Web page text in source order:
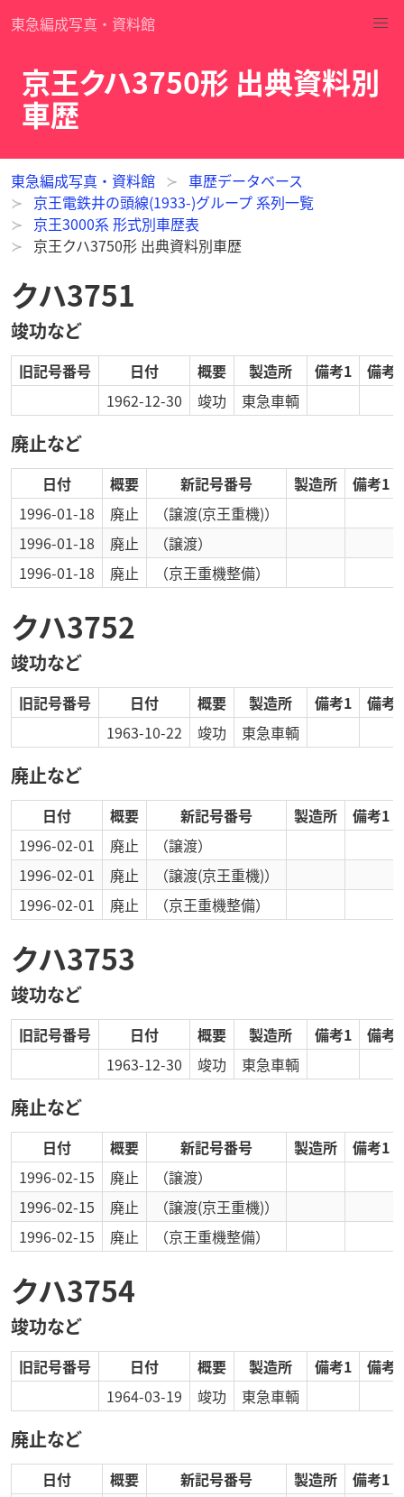
東急編成写真・資料館
京王クハ3750形 出典資料別
車歴
東急編成写真・資料館
車歴データベース
京王電鉄井の頭線(1933-)グループ 系列一覧
京王3000系 形式別車歴表
京王クハ3750形 出典資料別車歴
クハ3751
竣功など
旧記号番号 日付 概要 製造所 備考1
備考2
1962-12-30
竣功 東急車輌
廃止など
日付 概要 新記号番号 製造所
備考1
1996-01-18
廃止
（譲渡(京王重機)）
1996-01-18
廃止
（譲渡）
1996-01-18
廃止 （京王重機整備）
クハ3752
竣功など
旧記号番号 日付 概要 製造所 備考1
備考2
1963-10-22
竣功 東急車輌
廃止など
日付 概要 新記号番号 製造所
備考1
1996-02-01
廃止
（譲渡）
1996-02-01
廃止
（譲渡(京王重機)）
1996-02-01
廃止 （京王重機整備）
クハ3753
竣功など
旧記号番号 日付 概要 製造所 備考1
備考2
1963-12-30
竣功 東急車輌
廃止など
日付 概要 新記号番号 製造所
備考1
1996-02-15
廃止
（譲渡）
1996-02-15
廃止
（譲渡(京王重機)）
1996-02-15
廃止 （京王重機整備）
クハ3754
竣功など
旧記号番号 日付 概要 製造所 備考1
備考2
1964-03-19
竣功 東急車輌
廃止など
日付 概要 新記号番号 製造所
備考1